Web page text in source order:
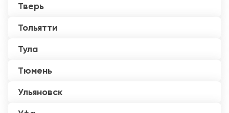
Тверь
Тольятти
Тула
Тюмень
Ульяновск